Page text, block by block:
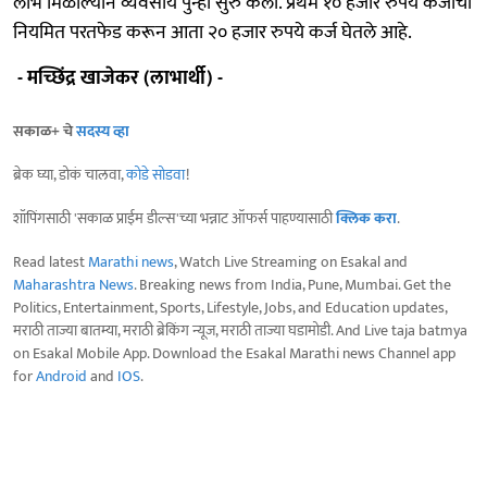
नियमित परतफेड करून आता २० हजार रुपये कर्ज घेतले आहे.
- मच्छिंद्र खाजेकर (लाभार्थी) -
सकाळ+ चेसदस्य व्हा
ब्रेक घ्या, डोकं चालवा,कोडे सोडवा!
शॉपिंगसाठी 'सकाळ प्राईम डील्स'च्या भन्नाट ऑफर्स पाहण्यासाठीक्लिक करा.
Read latestMarathi news, Watch Live Streaming on Esakal and
Maharashtra News. Breaking news from India, Pune, Mumbai. Get the
Politics, Entertainment, Sports, Lifestyle, Jobs, and Education updates,
मराठी ताज्या बातम्या, मराठी ब्रेकिंग न्यूज, मराठी ताज्या घडामोडी. And Live taja batmya
on Esakal Mobile App. Download the Esakal Marathi news Channel app
forAndroidand IOS.